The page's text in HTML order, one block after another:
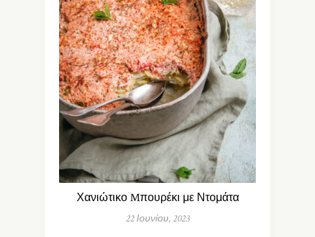
Χανιώτικο Mπουρέκι με Ντομάτα
22 Ιουνίου, 2023